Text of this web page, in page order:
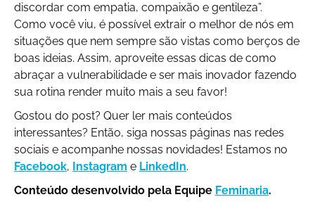
discordar com empatia, compaixão e gentileza”.
Como você viu, é possível extrair o melhor de nós em
situações que nem sempre são vistas como berços de
boas ideias. Assim, aproveite essas dicas de como
abraçar a vulnerabilidade e ser mais inovador fazendo
sua rotina render muito mais a seu favor!
Gostou do post? Quer ler mais conteúdos
interessantes? Então, siga nossas páginas nas redes
sociais e acompanhe nossas novidades! Estamos no
Facebook, Instagram e LinkedIn.​
Conteúdo desenvolvido pela Equipe Feminaria.